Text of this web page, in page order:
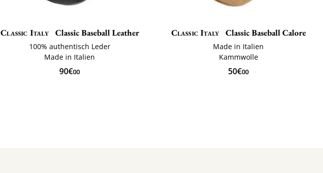
Classic Italy Classic Baseball Leather
100% authentisch Leder
Made in Italien
90€00
Classic Italy Classic Baseball Calore
Made in Italien
Kammwolle
50€00